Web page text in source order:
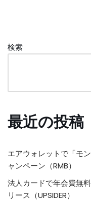
検索
最近の投稿
エアウォレットで「モ
ャンペーン（RMB）
法人カードで年会費無
リース（UPSIDER）